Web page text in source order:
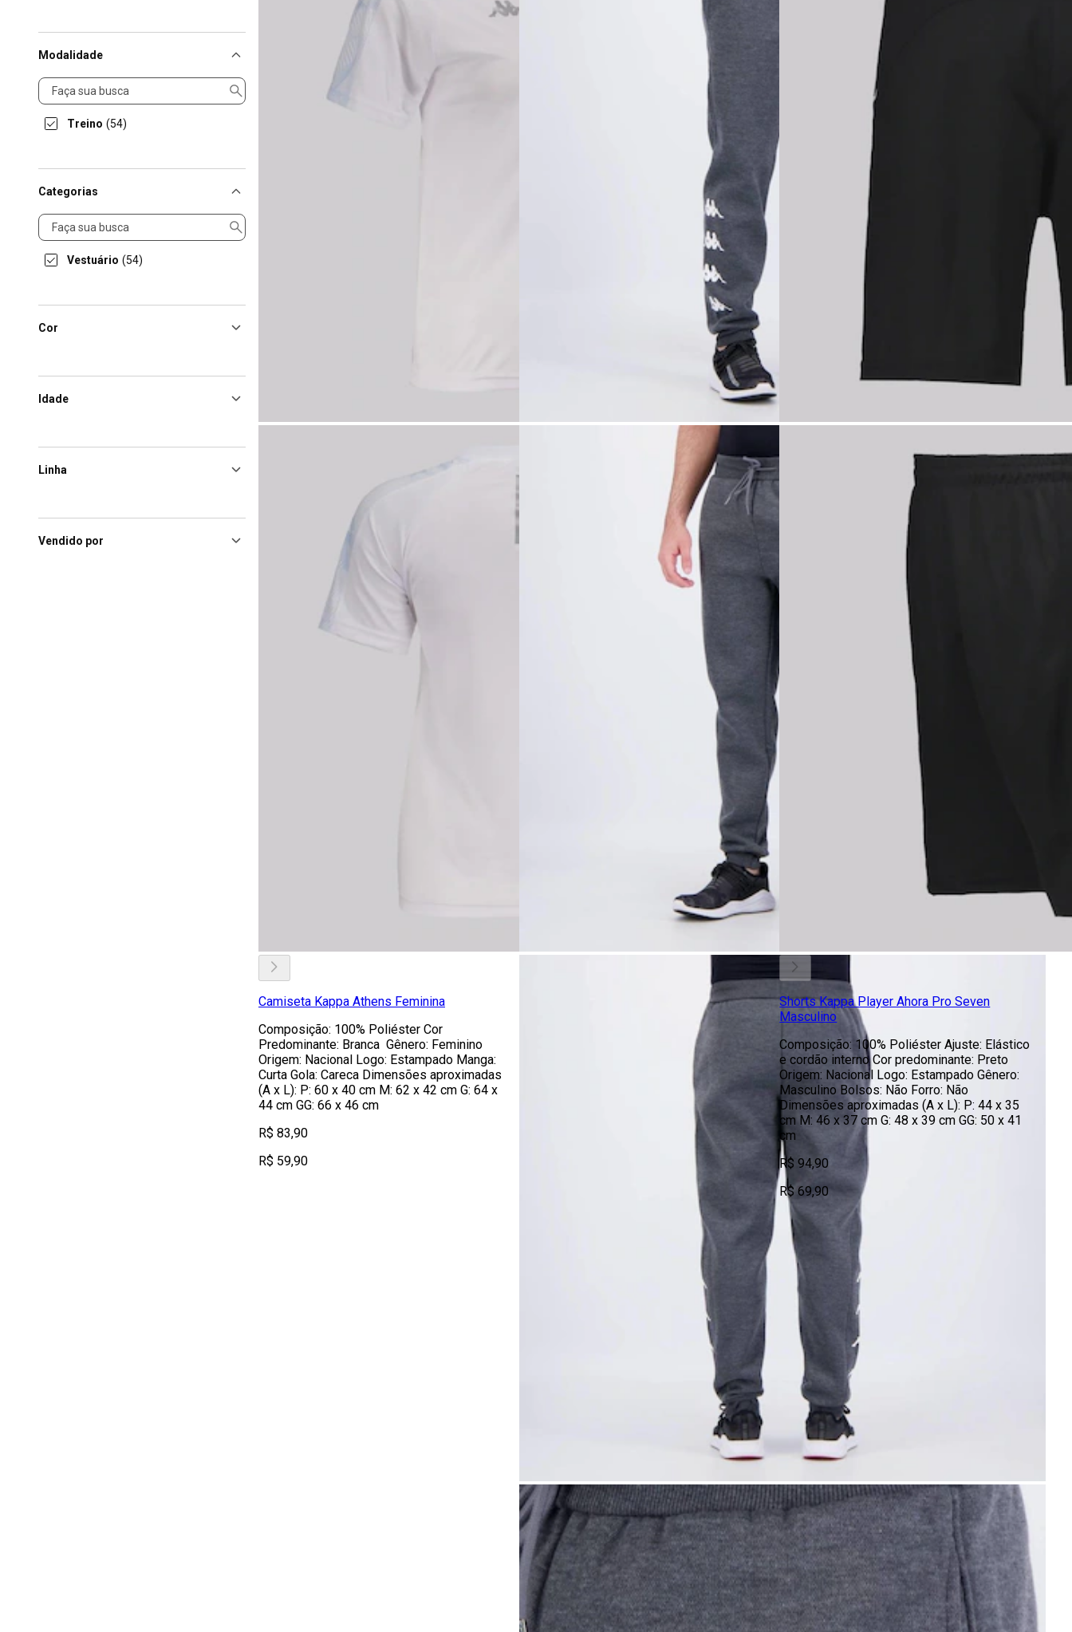
Modalidade
Modalidade
Treino (54)
Categorias
Categorias
Vestuário (54)
Cor
Idade
Linha
Vendido por
Camiseta Kappa Athens Feminina
Composição: 100% Poliéster Cor
Predominante: Branca Gênero: Feminino
Origem: Nacional Logo: Estampado Manga:
Curta Gola: Careca Dimensões aproximadas
(A x L): P: 60 x 40 cm M: 62 x 42 cm G: 64 x
44 cm GG: 66 x 46 cm
R$ 83,90
R$ 59,90
Shorts Kappa Player Ahora Pro Seven
Masculino
Composição: 100% Poliéster Ajuste: Elástico
e cordão interno Cor predominante: Preto
Origem: Nacional Logo: Estampado Gênero:
Masculino Bolsos: Não Forro: Não
Dimensões aproximadas (A x L): P: 44 x 35
cm M: 46 x 37 cm G: 48 x 39 cm GG: 50 x 41
cm
R$ 94,90
R$ 69,90